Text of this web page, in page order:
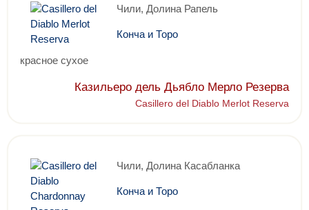
Чили, Долина Рапель
Конча и Торо
красное сухое
Казильеро дель Дьябло Мерло Резерва
Casillero del Diablo Merlot Reserva
Чили, Долина Касабланка
Конча и Торо